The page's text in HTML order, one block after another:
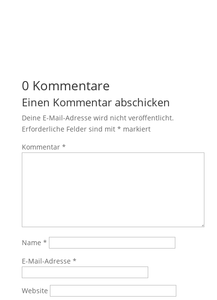
0 Kommentare
Einen Kommentar abschicken
Deine E-Mail-Adresse wird nicht veröffentlicht.
Erforderliche Felder sind mit * markiert
Kommentar *
Name *
E-Mail-Adresse *
Website